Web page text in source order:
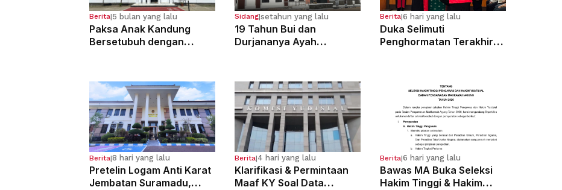
Berita|5 bulan yang lalu
Paksa Anak Kandung
Bersetubuh dengan
Sidang|setahun yang lalu
19 Tahun Bui dan
Durjananya Ayah
Berita|6 hari yang lalu
Duka Selimuti
Penghormatan Terakhir
Berita|8 hari yang lalu
Pretelin Logam Anti Karat
Jembatan Suramadu,
Berita|4 hari yang lalu
Klarifikasi & Permintaan
Maaf KY Soal Data
Berita|6 hari yang lalu
Bawas MA Buka Seleksi
Hakim Tinggi & Hakim